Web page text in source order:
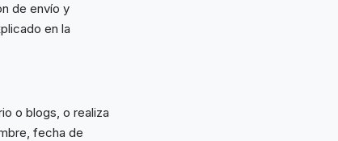
de envío y
en la
o blogs, o realiza
fecha de